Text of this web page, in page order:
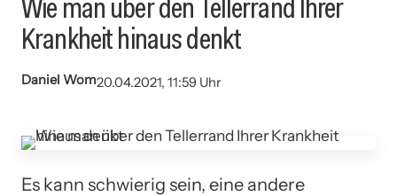
Krankheit hinaus denkt
Daniel Wom20.04.2021, 11:59 Uhr
Es kann schwierig sein, eine andere